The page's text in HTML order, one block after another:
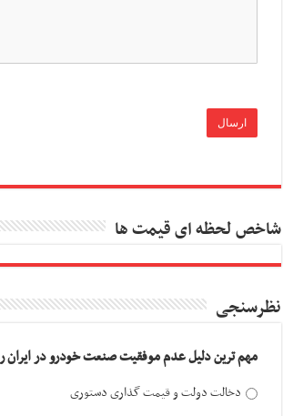
شاخص لحظه ای قیمت ها
نظرسنجی
مهم ترین دلیل عدم موفقیت صنعت خودرو در ایران
دخالت دولت و قیمت گذاری دستوری